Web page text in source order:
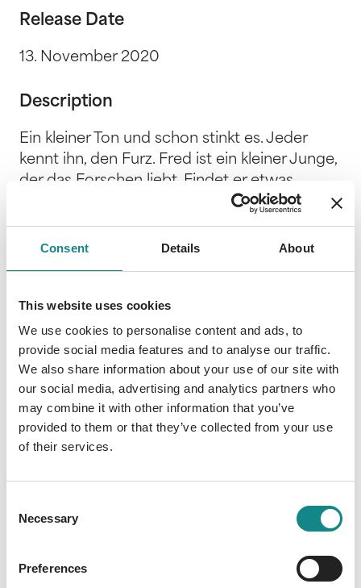
Consent Details About
This website uses cookies
We use cookies to personalise content and ads, to
provide social media features and to analyse our traffic.
We also share information about your use of our site with
our social media, advertising and analytics partners who
may combine it with other information that you’ve
provided to them or that they’ve collected from your use
of their services.
Selection
Necessary
Preferences
Release Date
13. November 2020
Description
Ein kleiner Ton und schon stinkt es. Jeder
kennt ihn, den Furz. Fred ist ein kleiner Junge,
der das Forschen liebt. Findet er etwas
interessant, geht er der Sache auf den Grund.
Ganz egal, was die anderen Kinder davon
halten. So wird Fred eines Tages zum ersten
Furz, bis er verfliegt? Eine Katze und drei
Mäuse unterstützen Fred tatkräftig bei seinen
Experimenten.
PDF